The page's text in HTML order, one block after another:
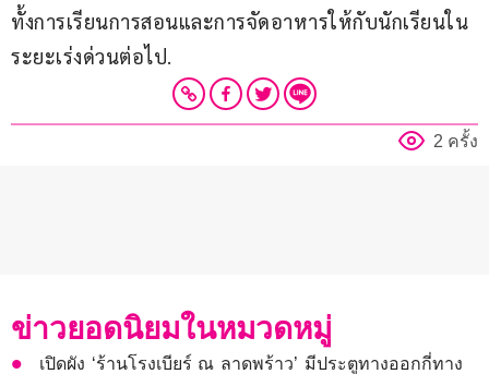
ทั้งการเรียนการสอนและการจัดอาหารให้กับนักเรียนใน
ระยะเร่งด่วนต่อไป.
2 ครั้ง
ข่าวยอดนิยมในหมวดหมู่
เปิดผัง ‘ร้านโรงเบียร์ ณ ลาดพร้าว’ มีประตูทางออกกี่ทาง